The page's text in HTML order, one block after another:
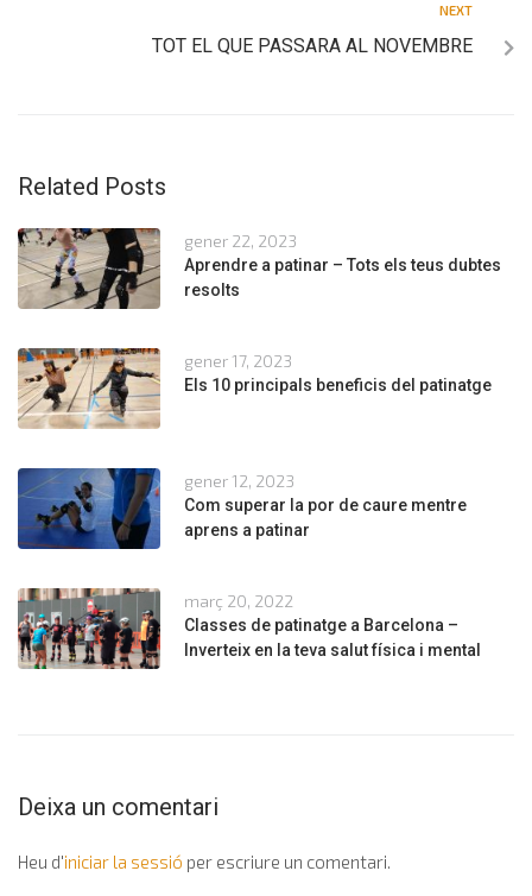
NEXT
TOT EL QUE PASSARA AL NOVEMBRE
Related Posts
gener 22, 2023
Aprendre a patinar – Tots els teus dubtes
resolts
gener 17, 2023
Els 10 principals beneficis del patinatge
gener 12, 2023
Com superar la por de caure mentre
aprens a patinar
març 20, 2022
Classes de patinatge a Barcelona –
Inverteix en la teva salut física i mental
Deixa un comentari
Heu d'iniciar la sessió per escriure un comentari.